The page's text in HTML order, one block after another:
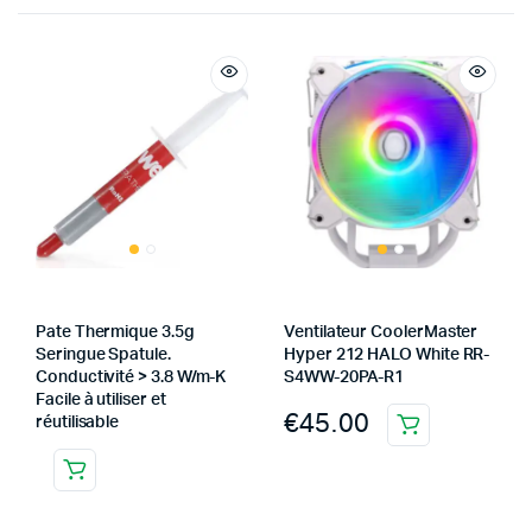
Pate Thermique 3.5g
Seringue Spatule.
Conductivité > 3.8 W/m-K
Facile à utiliser et
réutilisable
Ventilateur CoolerMaster
Hyper 212 HALO White RR-
S4WW-20PA-R1
€45.00